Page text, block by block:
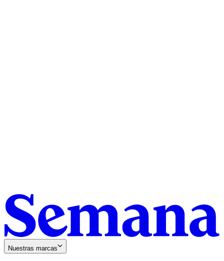
Nuestras marcas